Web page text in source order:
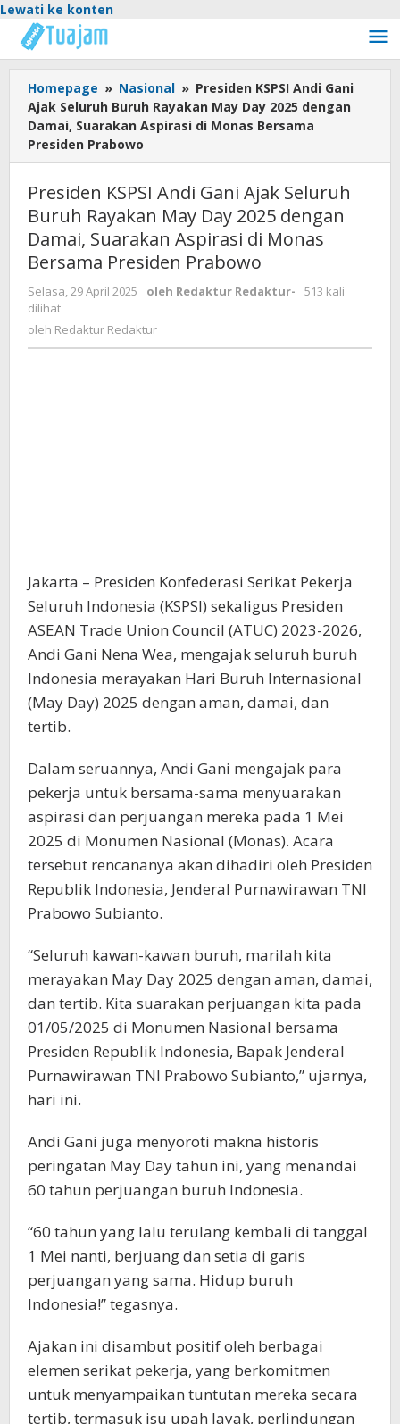
Lewati ke konten
Homepage » Nasional » Presiden KSPSI Andi Gani
Ajak Seluruh Buruh Rayakan May Day 2025 dengan
Damai, Suarakan Aspirasi di Monas Bersama
Presiden Prabowo
Presiden KSPSI Andi Gani Ajak Seluruh
Buruh Rayakan May Day 2025 dengan
Damai, Suarakan Aspirasi di Monas
Bersama Presiden Prabowo
Selasa, 29 April 2025 oleh Redaktur Redaktur-
513 kali
dilihat
oleh Redaktur Redaktur
Jakarta – Presiden Konfederasi Serikat Pekerja
Seluruh Indonesia (KSPSI) sekaligus Presiden
ASEAN Trade Union Council (ATUC) 2023-2026,
Andi Gani Nena Wea, mengajak seluruh buruh
Indonesia merayakan Hari Buruh Internasional
(May Day) 2025 dengan aman, damai, dan
tertib.
Dalam seruannya, Andi Gani mengajak para
pekerja untuk bersama-sama menyuarakan
aspirasi dan perjuangan mereka pada 1 Mei
2025 di Monumen Nasional (Monas). Acara
tersebut rencananya akan dihadiri oleh Presiden
Republik Indonesia, Jenderal Purnawirawan TNI
Prabowo Subianto.
“Seluruh kawan-kawan buruh, marilah kita
merayakan May Day 2025 dengan aman, damai,
dan tertib. Kita suarakan perjuangan kita pada
01/05/2025 di Monumen Nasional bersama
Presiden Republik Indonesia, Bapak Jenderal
Purnawirawan TNI Prabowo Subianto,” ujarnya,
hari ini.
Andi Gani juga menyoroti makna historis
peringatan May Day tahun ini, yang menandai
60 tahun perjuangan buruh Indonesia.
“60 tahun yang lalu terulang kembali di tanggal
1 Mei nanti, berjuang dan setia di garis
perjuangan yang sama. Hidup buruh
Indonesia!” tegasnya.
Ajakan ini disambut positif oleh berbagai
elemen serikat pekerja, yang berkomitmen
untuk menyampaikan tuntutan mereka secara
tertib, termasuk isu upah layak, perlindungan